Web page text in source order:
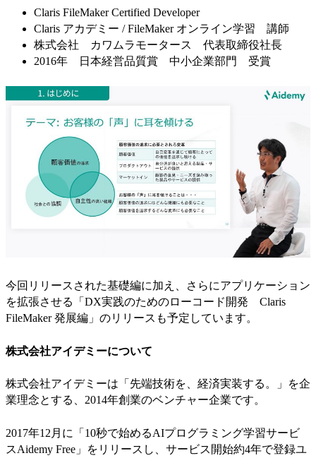
Claris FileMaker Certified Developer
Claris アカデミー / FileMaker オンライン学習 講師
株式会社 カワムラモータース 代表取締役社長
2016年 日本経営品質賞 中小企業部門 受賞
今回リリースされた基礎編に加え、さらにアプリケーション
を拡張させる「DX実践のためのローコード開発 Claris
FileMaker 発展編」のリリースも予定しています。
株式会社アイデミーについて
株式会社アイデミーは「先端技術を、経済実装する。」を企
業理念とする、2014年創業のベンチャー企業です。
2017年12月に「10秒で始めるAIプログラミング学習サービ
スAidemy Free」をリリースし、サービス開始約4年で登録ユ